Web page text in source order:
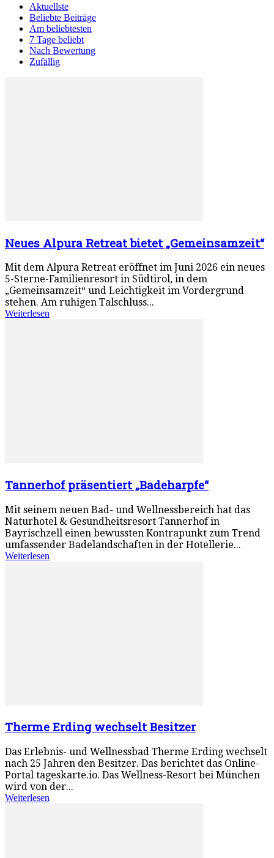
Aktuellste
Beliebte Beiträge
Am beliebtesten
7 Tage beliebt
Nach Bewertung
Zufällig
Neues Alpura Retreat bietet „Gemeinsamzeit“
Mit dem Alpura Retreat eröffnet im Juni 2026 ein neues
5-Sterne-Familienresort in Südtirol, in dem
„Gemeinsamzeit“ und Leichtigkeit im Vordergrund
stehen. Am ruhigen Talschluss...
Weiterlesen
Tannerhof präsentiert „Badeharpfe“
Mit seinem neuen Bad- und Wellnessbereich hat das
Naturhotel & Gesundheitsresort Tannerhof in
Bayrischzell einen bewussten Kontrapunkt zum Trend
umfassender Badelandschaften in der Hotellerie...
Weiterlesen
Therme Erding wechselt Besitzer
Das Erlebnis- und Wellnessbad Therme Erding wechselt
nach 25 Jahren den Besitzer. Das berichtet das Online-
Portal tageskarte.io. Das Wellness-Resort bei München
wird von der...
Weiterlesen